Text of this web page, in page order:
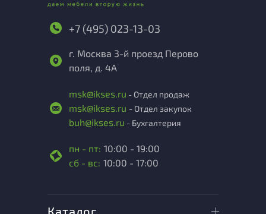
+7 (495) 023-13-03
г. Москва 3-й проезд Перово
поля, д. 4А
msk@ikses.ru - Отдел продаж
msk@ikses.ru - Отдел закупок
buh@ikses.ru - Бухгалтерия
пн - пт: 10:00 - 19:00
сб - вс: 10:00 - 17:00
Каталог